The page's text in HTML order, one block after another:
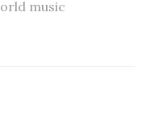
music